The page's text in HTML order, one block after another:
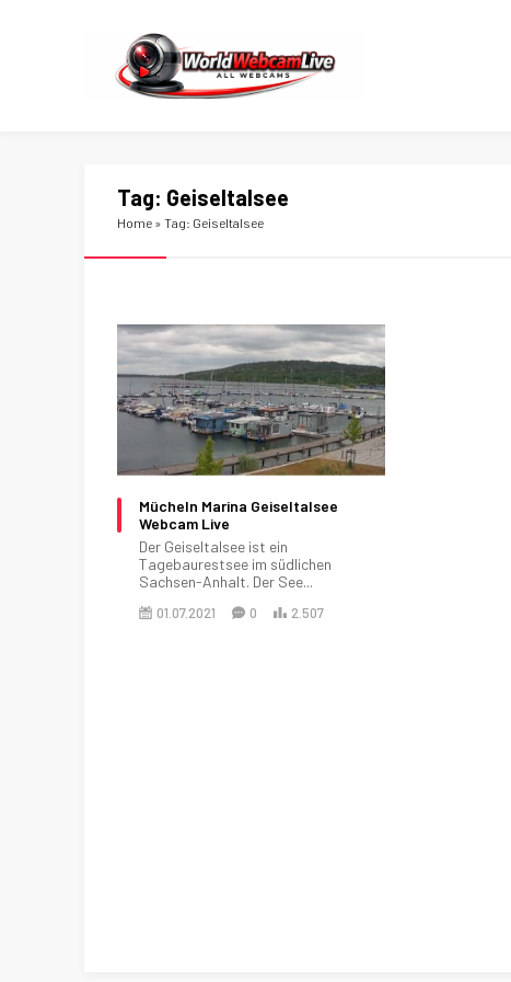
Tag: Geiseltalsee
Home » Tag: Geiseltalsee
Mücheln Marina Geiseltalsee
Webcam Live
Der Geiseltalsee ist ein
Tagebaurestsee im südlichen
Sachsen-Anhalt. Der See...
01.07.2021 0 2.507